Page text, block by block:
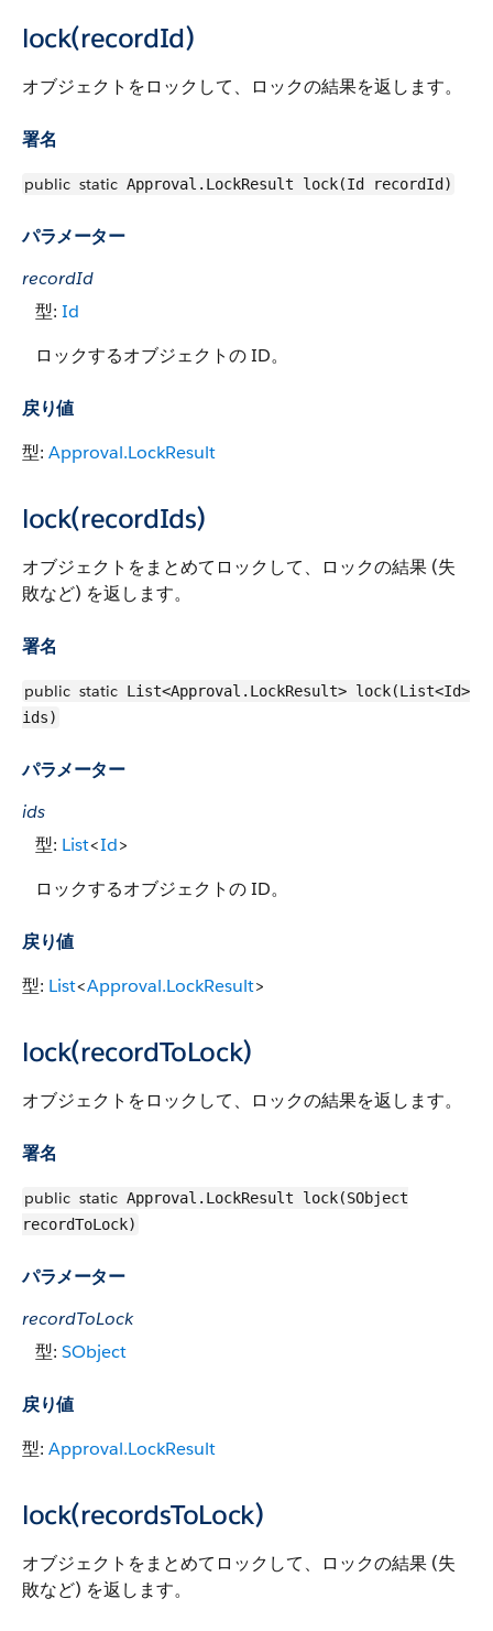
lock(recordId)
オブジェクトをロックして、ロックの結果を返します。
署名
public static Approval.LockResult lock(Id recordId)
パラメーター
recordId
型: Id
ロックするオブジェクトの ID。
戻り値
型: Approval.LockResult
lock(recordIds)
オブジェクトをまとめてロックして、ロックの結果 (失
敗など) を返します。
署名
public static List<Approval.LockResult> lock(List<Id>
ids)
パラメーター
ids
型: List<Id>
ロックするオブジェクトの ID。
戻り値
型: List<Approval.LockResult>
lock(recordToLock)
オブジェクトをロックして、ロックの結果を返します。
署名
public static Approval.LockResult lock(SObject
recordToLock)
パラメーター
recordToLock
型: SObject
戻り値
型: Approval.LockResult
lock(recordsToLock)
オブジェクトをまとめてロックして、ロックの結果 (失
敗など) を返します。